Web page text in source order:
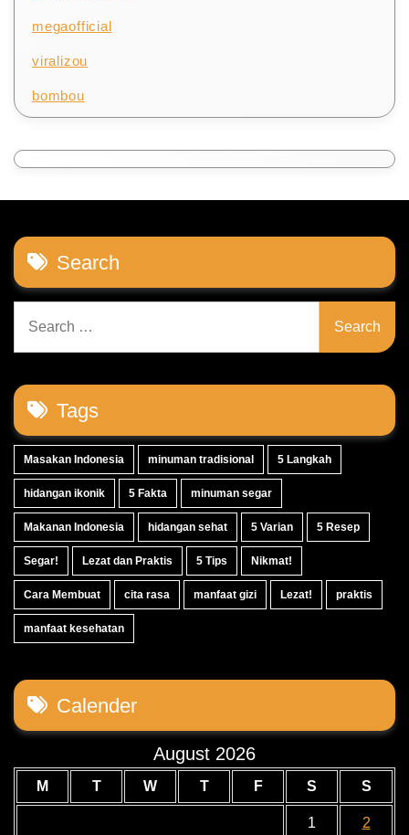
megaofficial
viralizou
bombou
Search
for:
Tags
Masakan Indonesia minuman tradisional 5 Langkah
hidangan ikonik 5 Fakta minuman segar
Makanan Indonesia hidangan sehat 5 Varian 5 Resep
Segar! Lezat dan Praktis 5 Tips Nikmat!
Cara Membuat cita rasa manfaat gizi Lezat! praktis
manfaat kesehatan
Calender
August 2026
M T W T F S S
1 2